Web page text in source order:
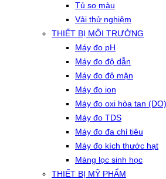
Tủ so màu
Vải thử nghiệm
THIẾT BỊ MÔI TRƯỜNG
Máy đo pH
Máy đo độ dẫn
Máy đo độ mặn
Máy đo ion
Máy đo oxi hòa tan (DO)
Máy đo TDS
Máy đo đa chỉ tiêu
Máy đo kích thước hạt
Màng lọc sinh học
THIẾT BỊ MỸ PHẨM